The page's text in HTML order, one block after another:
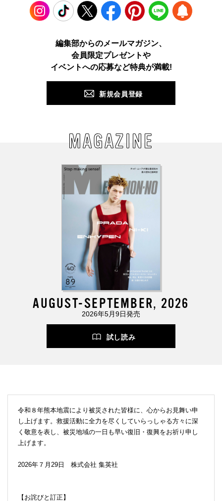
TikTok Facebook Pinterest LINE
編集部からのメールマガジン、
会員限定プレゼントや
イベントへの応募など特典が満載!
新規会員登録
MAGAZINE
AUGUST-SEPTEMBER, 2026
2026年5月9日発売
試し読み
令和８年熊本地震により被災された皆様に、心からお見舞い申
し上げます。救援活動に全力を尽くしていらっしゃる方々に深
く敬意を表し、被災地域の一日も早い復旧・復興をお祈り申し
上げます。
2026年７月29日 株式会社 集英社
【お詫びと訂正】